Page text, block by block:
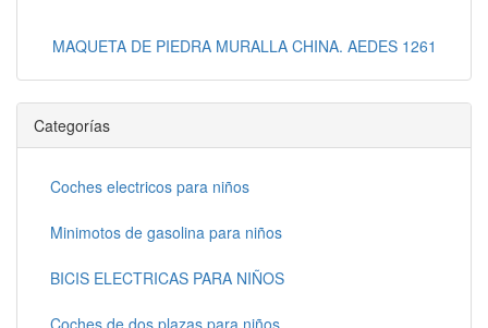
MAQUETA DE PIEDRA MURALLA CHINA. AEDES 1261
Categorías
Coches electricos para niños
Minimotos de gasolina para niños
BICIS ELECTRICAS PARA NIÑOS